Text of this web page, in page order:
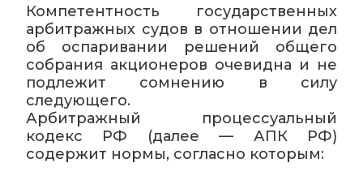
Компетентность государственных
арбитражных судов в отношении дел
об оспаривании решений общего
собрания акционеров очевидна и не
подлежит сомнению в силу
следующего.
Арбитражный процессуальный
кодекс РФ (далее — АПК РФ)
содержит нормы, согласно которым: